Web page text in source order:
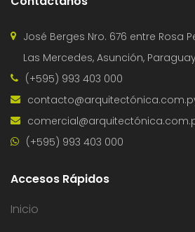
José Berges Nro. 676 entre Rosa
Las Mercedes, Asunción,
(+595) 993 403 000
(+595) 993 403 000
Accesos Rápidos
Inicio